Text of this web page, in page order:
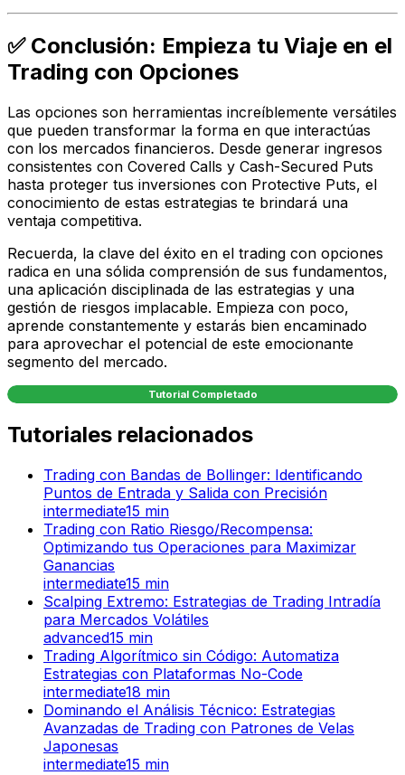
✅ Conclusión: Empieza tu Viaje en el
Trading con Opciones
Las opciones son herramientas increíblemente versátiles
que pueden transformar la forma en que interactúas
con los mercados financieros. Desde generar ingresos
consistentes con Covered Calls y Cash-Secured Puts
hasta proteger tus inversiones con Protective Puts, el
conocimiento de estas estrategias te brindará una
ventaja competitiva.
Recuerda, la clave del éxito en el trading con opciones
radica en una sólida comprensión de sus fundamentos,
una aplicación disciplinada de las estrategias y una
gestión de riesgos implacable. Empieza con poco,
aprende constantemente y estarás bien encaminado
para aprovechar el potencial de este emocionante
segmento del mercado.
Tutorial Completado
Tutoriales relacionados
Trading con Bandas de Bollinger: Identificando
Puntos de Entrada y Salida con Precisión
intermediate15 min
Trading con Ratio Riesgo/Recompensa:
Optimizando tus Operaciones para Maximizar
Ganancias
intermediate15 min
Scalping Extremo: Estrategias de Trading Intradía
para Mercados Volátiles
advanced15 min
Trading Algorítmico sin Código: Automatiza
Estrategias con Plataformas No-Code
intermediate18 min
Dominando el Análisis Técnico: Estrategias
Avanzadas de Trading con Patrones de Velas
Japonesas
intermediate15 min